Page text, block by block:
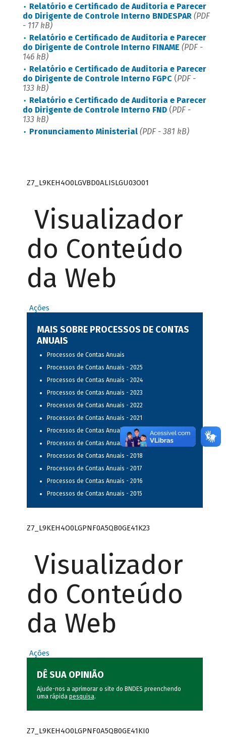
Relatório e Certificado de Auditoria e Parecer
do Dirigente de Controle Interno BNDESPAR (PDF
- 117 kB)
Relatório e Certificado de Auditoria e Parecer
do Dirigente de Controle Interno FINAME ​ (PDF -
146 kB)
Relatório e Certificado de Auditoria e Parecer
do Dirigente de Controle Interno FGPC ​ (PDF -
133kB)
Relatório e Certificado de Auditoria e Parecer
do Dirigente de Controle Interno FND(PDF -
133kB)
Pronunciamento Ministerial (PDF - 381 kB)
Z7_L9KEH4O0LGVBD0ALISLGU03O01
Visualizador
do Conteúdo
da Web
Ações
MAIS SOBRE PROCESSOS DE CONTAS
ANUAIS
Processos de Contas Anuais
Processos de Contas Anuais - 2025
Processos de Contas Anuais - 2024
Processos de Contas Anuais - 2023
Processos de Contas Anuais - 2022
Processos de Contas Anuais - 2021
Processos de Contas Anuais - 2020
Processos de Contas Anuais - 2019
Processos de Contas Anuais - 2018
Processos de Contas Anuais - 2017
Processos de Contas Anuais - 2016
Processos de Contas Anuais - 2015
Z7_L9KEH4O0LGPNF0A5QB0GE41K23
Visualizador
do Conteúdo
da Web
Ações
DÊ SUA OPINIÃO
Ajude-nos a aprimorar o site do BNDES preenchendo
uma rápida pesquisa.
Z7_L9KEH4O0LGPNF0A5QB0GE41KI0